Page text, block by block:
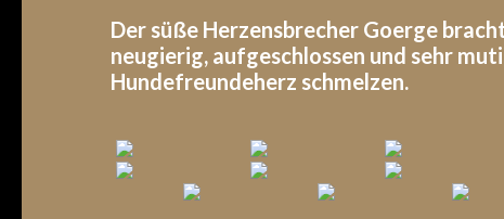
Der süße Herzensbrecher Goerge
neugierig, aufgeschlossen und sehr
Hundefreundeherz schmelzen.